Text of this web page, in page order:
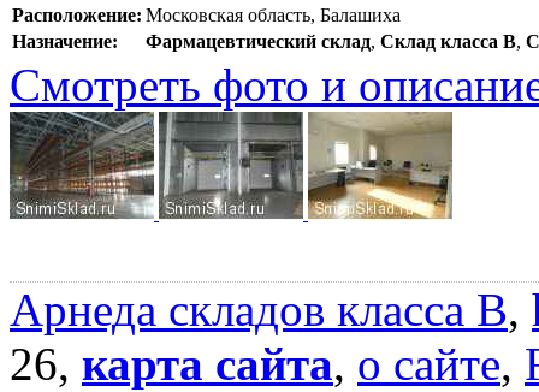
Расположение: Московская область, Балашиха
Назначение:
Фармацевтический склад, Склад класса B,
Смотреть фото и
Арнеда складов класса B,
26, карта сайта, о сайте,